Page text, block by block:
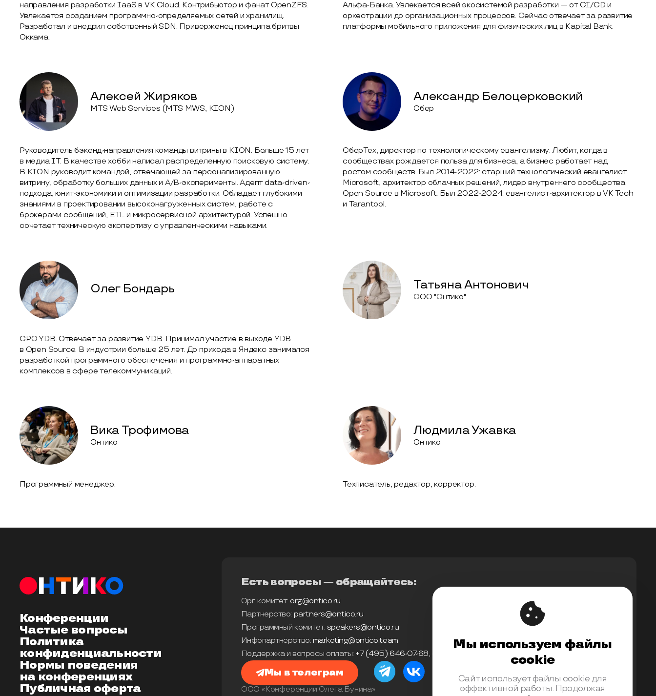
направления разработки IaaS в VK Cloud. Контрибьютор и фанат OpenZFS.
Увлекается созданием программно-определяемых сетей и хранилищ.
Разработал и внедрил собственный SDN. Приверженец принципа бритвы
Оккама.
Альфа-Банка. Увлекается всей экосистемой разработки — от CI/CD и
оркестрации до организационных процессов. Сейчас отвечает за развитие
платформы мобильного приложения для физических лиц в Kapital Bank.
Алексей Жиряков
MTS Web Services (MTS MWS, KION)
Руководитель бэкенд-направления команды витрины в KION. Больше 15 лет
в медиа IТ. В качестве хобби написал распределенную поисковую систему.
В KION руководит командой, отвечающей за персонализированную
витрину, обработку больших данных и A/B-эксперименты. Адепт data-driven-
подхода, юнит-экономики и оптимизации разработки. Обладает глубокими
знаниями в проектировании высоконагруженных систем, работе с
брокерами сообщений, ETL и микросервисной архитектурой. Успешно
сочетает техническую экспертизу с управленческими навыками.
Александр Белоцерковский
Сбер
СберТех, директор по технологическому евангелизму. Любит, когда в
сообществах рождается польза для бизнеса, а бизнес работает над
ростом сообществ. Был 2014-2022: cтарший технологический евангелист
Microsoft, архитектор облачных решений, лидер внутреннего сообщества
Open Source в Microsoft. Был 2022-2024: евангелист-архитектор в VK Tech
и Tarantool.
Олег Бондарь
CPO YDB. Отвечает за развитие YDB. Принимал участие в выходе YDB
в Open Source. В индустрии больше 25 лет. До прихода в Яндекс занимался
разработкой программного обеспечения и программно-аппаратных
комплексов в сфере телекоммуникаций.
Татьяна Антонович
ООО "Онтико"
Вика Трофимова
Онтико
Программный менеджер.
Людмила Ужавка
Онтико
Техписатель, редактор, корректор.
Конференции
Частые вопросы
Политика
конфиденциальности
Нормы поведения
на конференциях
Публичная оферта
Есть вопросы — обращайтесь:
Орг. комитет: org@ontico.ru
Партнерство: partners@ontico.ru
Программный комитет: speakers@ontico.ru
Инфопартнерство: marketing@ontico.team
Поддержка и вопросы оплаты: +7 (495) 646-07-68, @ontico_support
Мы в телеграм
ООО «Конференции Олега Бунина»
Мы используем файлы
cookie
Сайт использует файлы cookie для
эффективной работы. Продолжая